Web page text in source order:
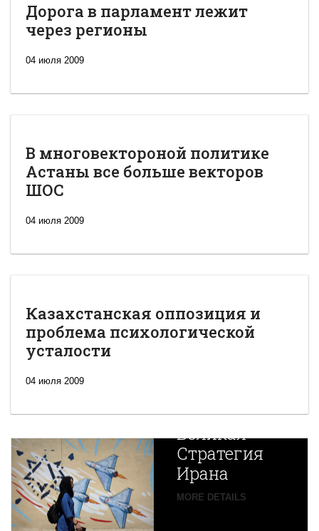
Дорога в парламент лежит
через регионы
04 июля 2009
В многовектороной политике
Астаны все больше векторов
ШОС
04 июля 2009
Казахстанская оппозиция и
проблема психологической
усталости
04 июля 2009
Новая
Великая
Стратегия
Ирана
MORE DETAILS
Путин